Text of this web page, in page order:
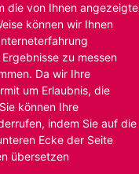
die von Ihnen angezeigte
können wir Ihnen
zu messen
Da wir Ihre
um Erlaubnis, die
können Ihre
indem Sie auf die
Ecke der Seite
übersetzen